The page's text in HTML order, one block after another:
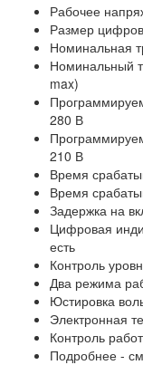
Рабочее
Размер
Номинальная
Номинальный
max)
280 В
210 В
Время
Время
Задержка на
Цифровая
есть
Контроль
Два режима
Юстировка
Электронная
Контроль
Подробнее -